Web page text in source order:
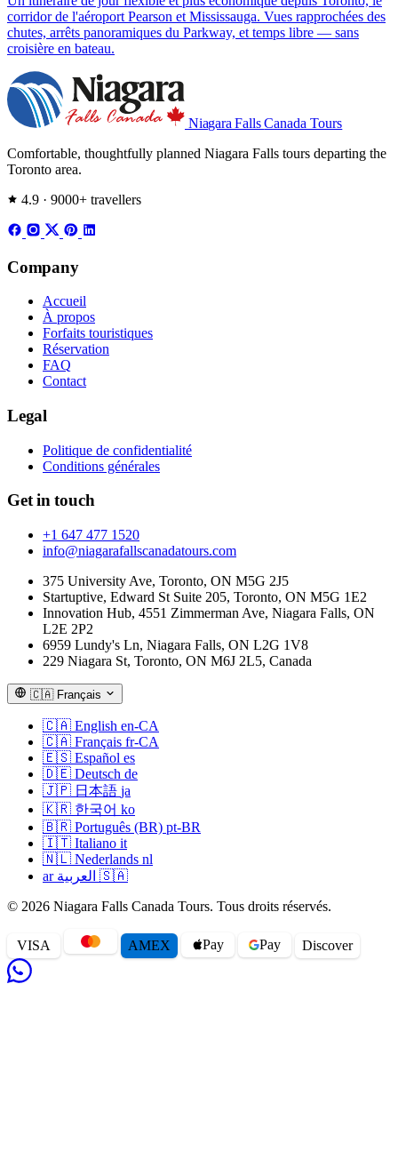
corridor de l'aéroport Pearson et Mississauga. Vues rapprochées des
chutes, arrêts panoramiques du Parkway, et temps libre — sans
croisière en bateau.
Niagara FallsCanada Tours
Comfortable, thoughtfully planned Niagara Falls tours departing the
Toronto area.
4.9 · 9000+ travellers
Company
Accueil
À propos
Forfaits touristiques
Réservation
FAQ
Contact
Legal
Politique de confidentialité
Conditions générales
Get in touch
+1 647 477 1520
info@niagarafallscanadatours.com
375 University Ave, Toronto, ON M5G 2J5
Startuptive, Edward St Suite 205, Toronto, ON M5G 1E2
Innovation Hub, 4551 Zimmerman Ave, Niagara Falls, ON
L2E 2P2
6959 Lundy's Ln, Niagara Falls, ON L2G 1V8
229 Niagara St, Toronto, ON M6J 2L5, Canada
🇨🇦 Français
🇨🇦 English en-CA
🇨🇦 Français fr-CA
🇪🇸 Español es
🇩🇪 Deutsch de
🇯🇵 日本語 ja
🇰🇷 한국어 ko
🇧🇷 Português (BR) pt-BR
🇮🇹 Italiano it
🇳🇱 Nederlands nl
🇸🇦 العربية ar
© 2026 Niagara Falls Canada Tours. Tous droits réservés.
VISA AMEX Pay Pay Discover